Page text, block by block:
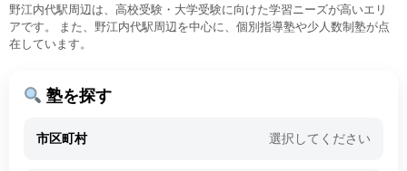
野江内代駅周辺は、高校受験・大学受験に向けた学習ニーズが高いエリ
アです。 また、野江内代駅周辺を中心に、個別指導塾や少人数制塾が点
在しています。
塾を探す
市区町村 選択してください